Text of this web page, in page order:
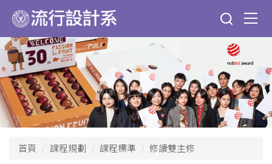
到
主
要
內
容
區
首頁 課程規劃 課程標準 修讀雙主修